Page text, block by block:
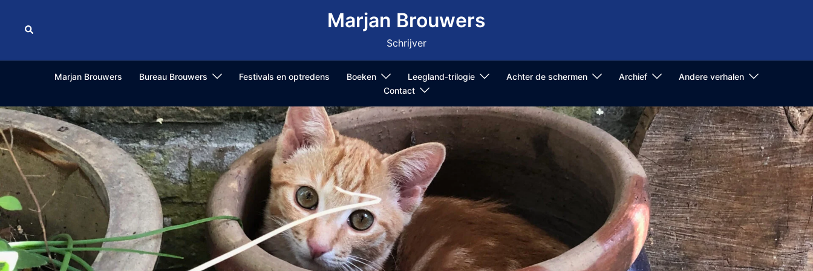
Zoeken Marjan Brouwers
Schrijver
Marjan Brouwers Bureau Brouwers Festivals en optredens Boeken Leegland-trilogie Achter de schermen Archief
Andere verhalen
Contact